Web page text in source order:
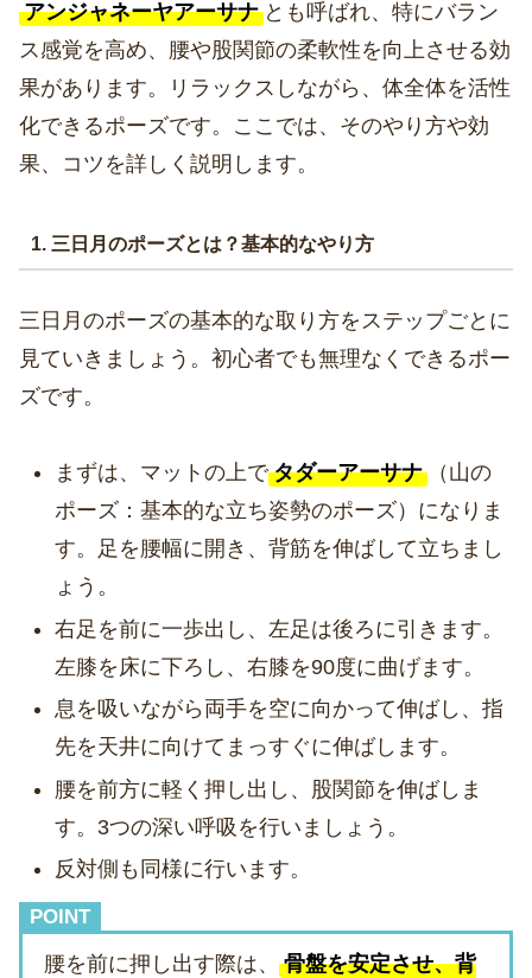
アンジャネーヤアーサナ とも呼ばれ、特にバラン
ス感覚を高め、腰や股関節の柔軟性を向上させる効
果があります。リラックスしながら、体全体を活性
化できるポーズです。ここでは、そのやり方や効
果、コツを詳しく説明します。
1. 三日月のポーズとは？基本的なやり方
三日月のポーズの基本的な取り方をステップごとに
見ていきましょう。初心者でも無理なくできるポー
ズです。
まずは、マットの上で タダーアーサナ （山の
ポーズ：基本的な立ち姿勢のポーズ）になりま
す。足を腰幅に開き、背筋を伸ばして立ちまし
ょう。
右足を前に一歩出し、左足は後ろに引きます。
左膝を床に下ろし、右膝を90度に曲げます。
息を吸いながら両手を空に向かって伸ばし、指
先を天井に向けてまっすぐに伸ばします。
腰を前方に軽く押し出し、股関節を伸ばしま
す。3つの深い呼吸を行いましょう。
反対側も同様に行います。
POINT
腰を前に押し出す際は、
骨盤を安定させ、背